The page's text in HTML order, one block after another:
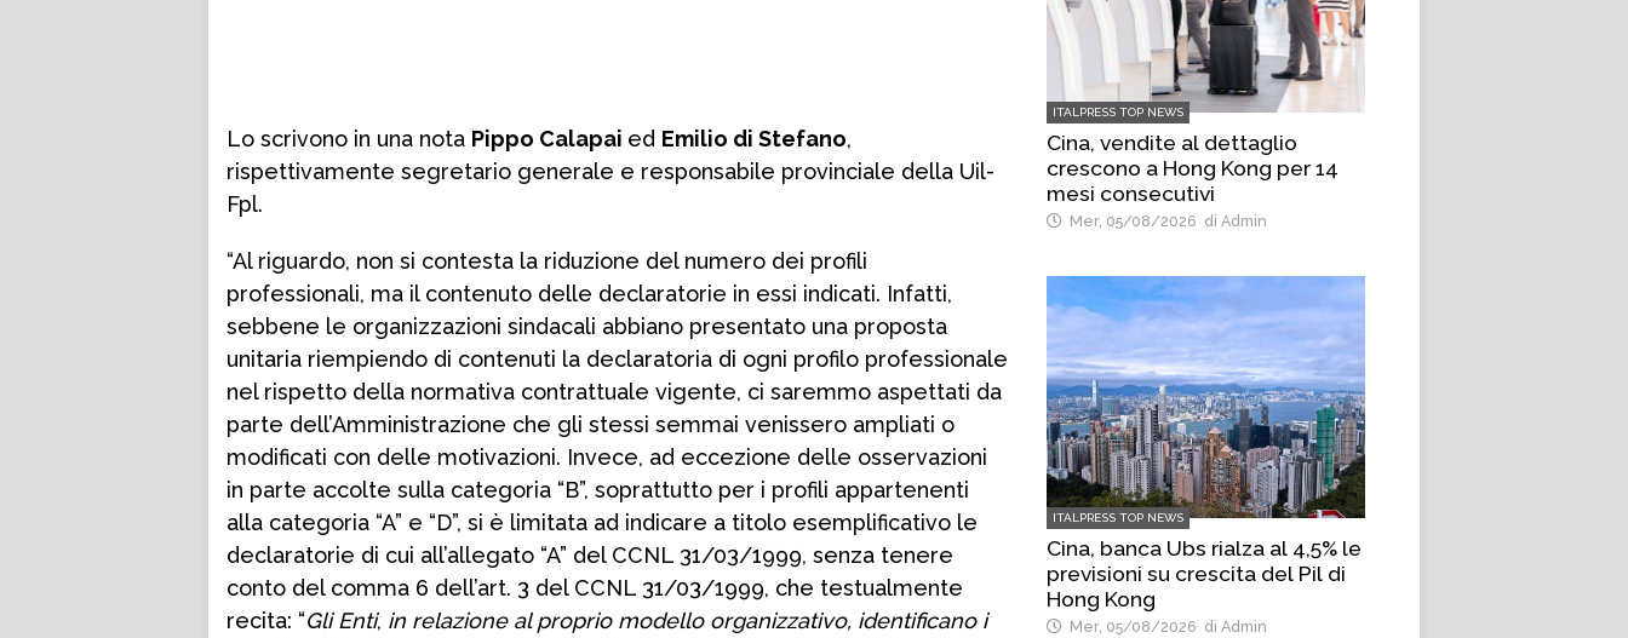
Lo scrivono in una nota Pippo Calapai ed Emilio di Stefano,
rispettivamente segretario generale e responsabile provinciale della Uil-
Fpl.
“Al riguardo, non si contesta la riduzione del numero dei profili
professionali, ma il contenuto delle declaratorie in essi indicati. Infatti,
sebbene le organizzazioni sindacali abbiano presentato una proposta
unitaria riempiendo di contenuti la declaratoria di ogni profilo professionale
nel rispetto della normativa contrattuale vigente, ci saremmo aspettati da
parte dell’Amministrazione che gli stessi semmai venissero ampliati o
modificati con delle motivazioni. Invece, ad eccezione delle osservazioni
in parte accolte sulla categoria “B”, soprattutto per i profili appartenenti
alla categoria “A” e “D”, si è limitata ad indicare a titolo esemplificativo le
declaratorie di cui all’allegato “A” del CCNL 31/03/1999, senza tenere
conto del comma 6 dell’art. 3 del CCNL 31/03/1999, che testualmente
recita: “Gli Enti, in relazione al proprio modello organizzativo, identificano i
ITALPRESS TOP NEWS
Cina, vendite al dettaglio
crescono a Hong Kong per 14
mesi consecutivi
Mer, 05/08/2026 di Admin
ITALPRESS TOP NEWS
Cina, banca Ubs rialza al 4,5% le
previsioni su crescita del Pil di
Hong Kong
Mer, 05/08/2026 di Admin